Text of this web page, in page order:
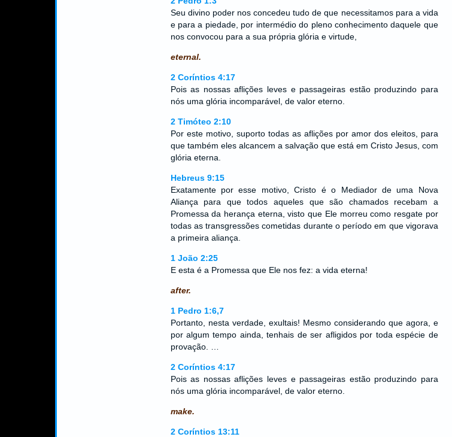
Seu divino poder nos concedeu tudo de que necessitamos para a vida
e para a piedade, por intermédio do pleno conhecimento daquele que
nos convocou para a sua própria glória e virtude,
eternal.
2 Coríntios 4:17
Pois as nossas aflições leves e passageiras estão produzindo para
nós uma glória incomparável, de valor eterno.
2 Timóteo 2:10
Por este motivo, suporto todas as aflições por amor dos eleitos, para
que também eles alcancem a salvação que está em Cristo Jesus, com
glória eterna.
Hebreus 9:15
Exatamente por esse motivo, Cristo é o Mediador de uma Nova
Aliança para que todos aqueles que são chamados recebam a
Promessa da herança eterna, visto que Ele morreu como resgate por
todas as transgressões cometidas durante o período em que vigorava
a primeira aliança.
1 João 2:25
E esta é a Promessa que Ele nos fez: a vida eterna!
after.
1 Pedro 1:6,7
Portanto, nesta verdade, exultais! Mesmo considerando que agora, e
por algum tempo ainda, tenhais de ser afligidos por toda espécie de
provação. …
2 Coríntios 4:17
Pois as nossas aflições leves e passageiras estão produzindo para
nós uma glória incomparável, de valor eterno.
make.
2 Coríntios 13:11